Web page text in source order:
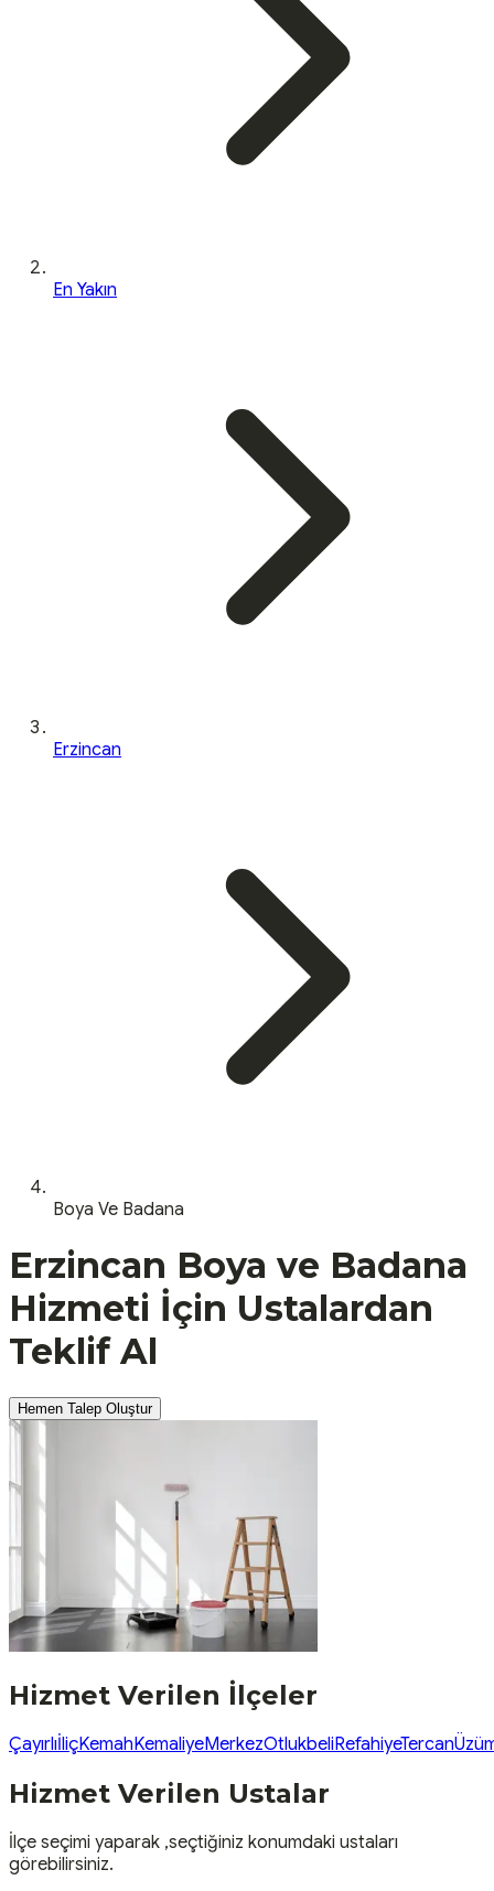
En Yakın
Erzincan
Boya Ve Badana
Erzincan Boya ve Badana
Hizmeti İçin Ustalardan
Teklif Al
Hemen Talep Oluştur
Hizmet Verilen İlçeler
ÇayırlıİliçKemahKemaliyeMerkezOtlukbeliRefahiyeTercan
Hizmet Verilen Ustalar
İlçe seçimi yaparak ,seçtiğiniz konumdaki ustaları
görebilirsiniz.